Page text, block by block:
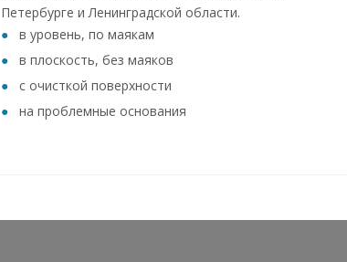
Петербурге и Ленинградской области.
в уровень, по маякам
в плоскость, без маяков
с очисткой поверхности
на проблемные основания